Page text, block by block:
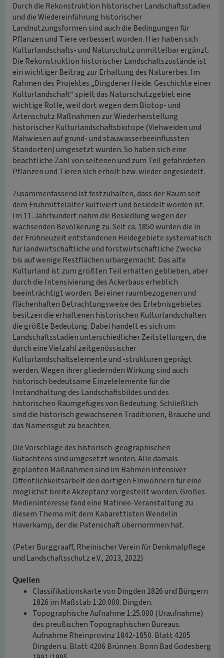
Durch die Rekonstruktion historischer Landschaftsstadien
und die Wiedereinführung historischer
Landnutzungsformen sind auch die Bedingungen für
Pflanzen und Tiere verbessert worden. Hier haben sich
Kulturlandschafts- und Naturschutz unmittelbar ergänzt.
Die Rekonstruktion historischer Landschaftszustände ist
ein wichtiger Beitrag zur Erhaltung des Naturerbes. Im
Rahmen des Projektes „Dingdener Heide. Geschichte einer
Kulturlandschaft“ spielt das Naturschutzgebiet eine
wichtige Rolle, weil dort wegen dem Biotop- und
Artenschutz Maßnahmen zur Wiederherstellung
historischer Kulturlandschaftsbiotope (Viehweiden und
Mähwiesen auf grund- und stauwasserbeeinflussten
Standorten) umgesetzt wurden. So haben sich eine
beachtliche Zahl von seltenen und zum Teil gefährdeten
Pflanzen und Tieren sich erholt bzw. wieder angesiedelt.
Zusammenfassend ist festzuhalten, dass der Raum seit
dem Frühmittelalter kultiviert und besiedelt worden ist.
Im 11. Jahrhundert nahm die Besiedlung wegen der
wachsenden Bevölkerung zu. Seit ca. 1850 wurden die in
der Frühneuzeit entstandenen Heidegebiete systematisch
für landwirtschaftliche und forstwirtschaftliche Zwecke
bis auf wenige Restflächen urbargemacht. Das alte
Kulturland ist zum größten Teil erhalten geblieben, aber
durch die Intensivierung des Ackerbaus erheblich
beeinträchtigt worden. Bei einer raumbezogenen und
flächenhaften Betrachtungsweise des Erlebnisgebietes
besitzen die erhaltenen historischen Kulturlandschaften
die größte Bedeutung. Dabei handelt es sich um
Landschaftsstadien unterschiedlicher Zeitstellungen, die
durch eine Vielzahl zeitgenössischer
Kulturlandschaftselemente und -strukturen geprägt
werden. Wegen ihrer gliedernden Wirkung sind auch
historisch bedeutsame Einzelelemente für die
Instandhaltung des Landschaftsbildes und des
historischen Raumgefüges von Bedeutung. Schließlich
sind die historisch gewachsenen Traditionen, Bräuche und
das Namensgut zu beachten.
Die Vorschläge des historisch-geographischen
Gutachtens sind umgesetzt worden. Alle damals
geplanten Maßnahmen sind im Rahmen intensiver
Öffentlichkeitsarbeit den dortigen Einwohnern für eine
möglichst breite Akzeptanz vorgestellt worden. Großes
Medieninteresse fand eine Matinee-Veranstaltung zu
diesem Thema mit dem Kabarettisten Wendelin
Haverkamp, der die Patenschaft übernommen hat.
(Peter Burggraaff, Rheinischer Verein für Denkmalpflege
und Landschaftsschutz e.V., 2013, 2022)
Quellen
Classifikationskarte von Dingden 1826 und Büngern
1826 im Maßstab 1:20.000. Dingden.
Topographische Aufnahme 1:25.000 (Uraufnahme)
des preußischen Topographischen Bureaus.
Aufnahme Rheinprovinz 1842-1850. Blatt 4205
Dingden u. Blatt 4206 Brünnen. Bonn Bad Godesberg